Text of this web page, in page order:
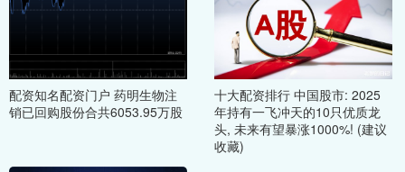
配资知名配资门户 药明生物注
销已回购股份合共6053.95万股
十大配资排行 中国股市: 2025
年持有一飞冲天的10只优质龙
头, 未来有望暴涨1000%! (建议
收藏)